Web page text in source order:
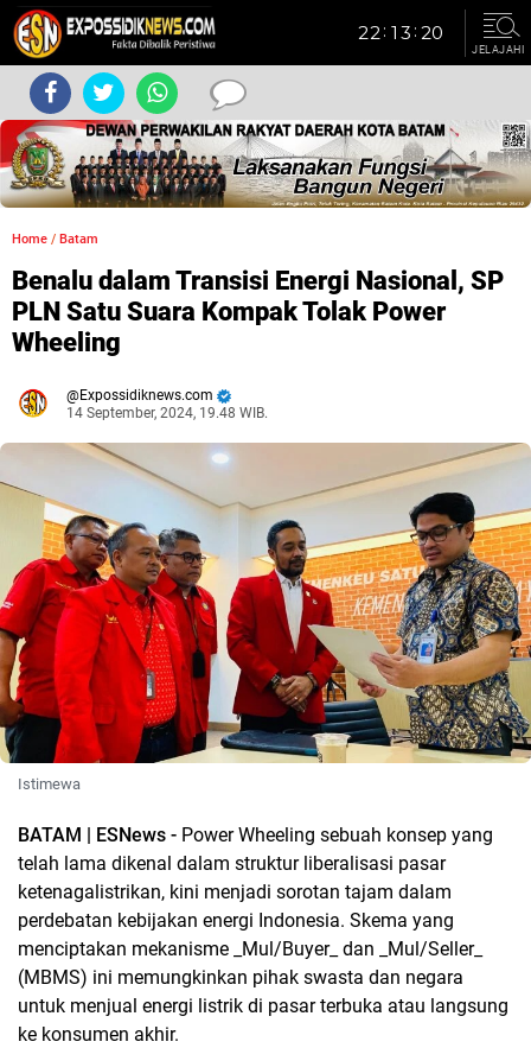
JELAJAHI
Home / Batam
Benalu dalam Transisi Energi Nasional, SP
PLN Satu Suara Kompak Tolak Power
Wheeling
Expossidiknews.com
14 September, 2024, 19.48 WIB.
Istimewa
BATAM | ESNews - Power Wheeling sebuah konsep yang
telah lama dikenal dalam struktur liberalisasi pasar
ketenagalistrikan, kini menjadi sorotan tajam dalam
perdebatan kebijakan energi Indonesia. Skema yang
menciptakan mekanisme _Mul/Buyer_ dan _Mul/Seller_
(MBMS) ini memungkinkan pihak swasta dan negara
untuk menjual energi listrik di pasar terbuka atau langsung
ke konsumen akhir.